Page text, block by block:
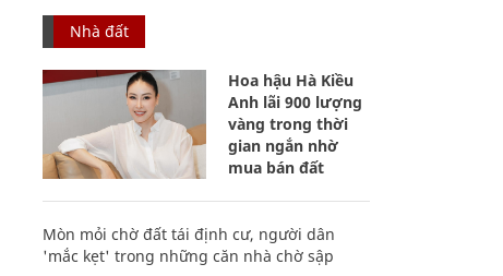
Nhà đất
Hoa hậu Hà Kiều
Anh lãi 900 lượng
vàng trong thời
gian ngắn nhờ
mua bán đất
Mòn mỏi chờ đất tái định cư, người dân
'mắc kẹt' trong những căn nhà chờ sập